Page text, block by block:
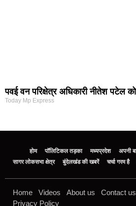
पवई वन परिक्षेत्र अधिकारी नीतेश पटेल को
Today Mp Express
होम पॉलिटिकल तड़का मध्यप्रदेश अपनी
सागर लोकसभा क्षेत्र
बुंदेलखंड की खबरें चर्चा गरम है
Home Videos About us Contact us
Privacy Policy